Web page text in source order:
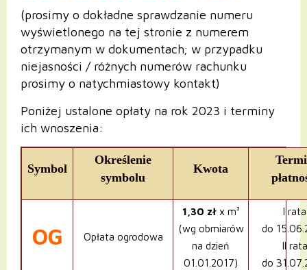
(prosimy o dokładne sprawdzanie numeru
wyświetlonego na tej stronie z numerem
otrzymanym w dokumentach; w przypadku
niejasności / różnych numerów rachunku
prosimy o natychmiastowy kontakt)
Poniżej ustalone opłaty na rok 2023 i terminy
ich wnoszenia:
Symbol
Określenie
symbolu
Kwota
OG Opłata ogrodowa
1,30 złx m²
(wg obmiarów
na dzień
01.01.2017)
I rata
do
II rata
do